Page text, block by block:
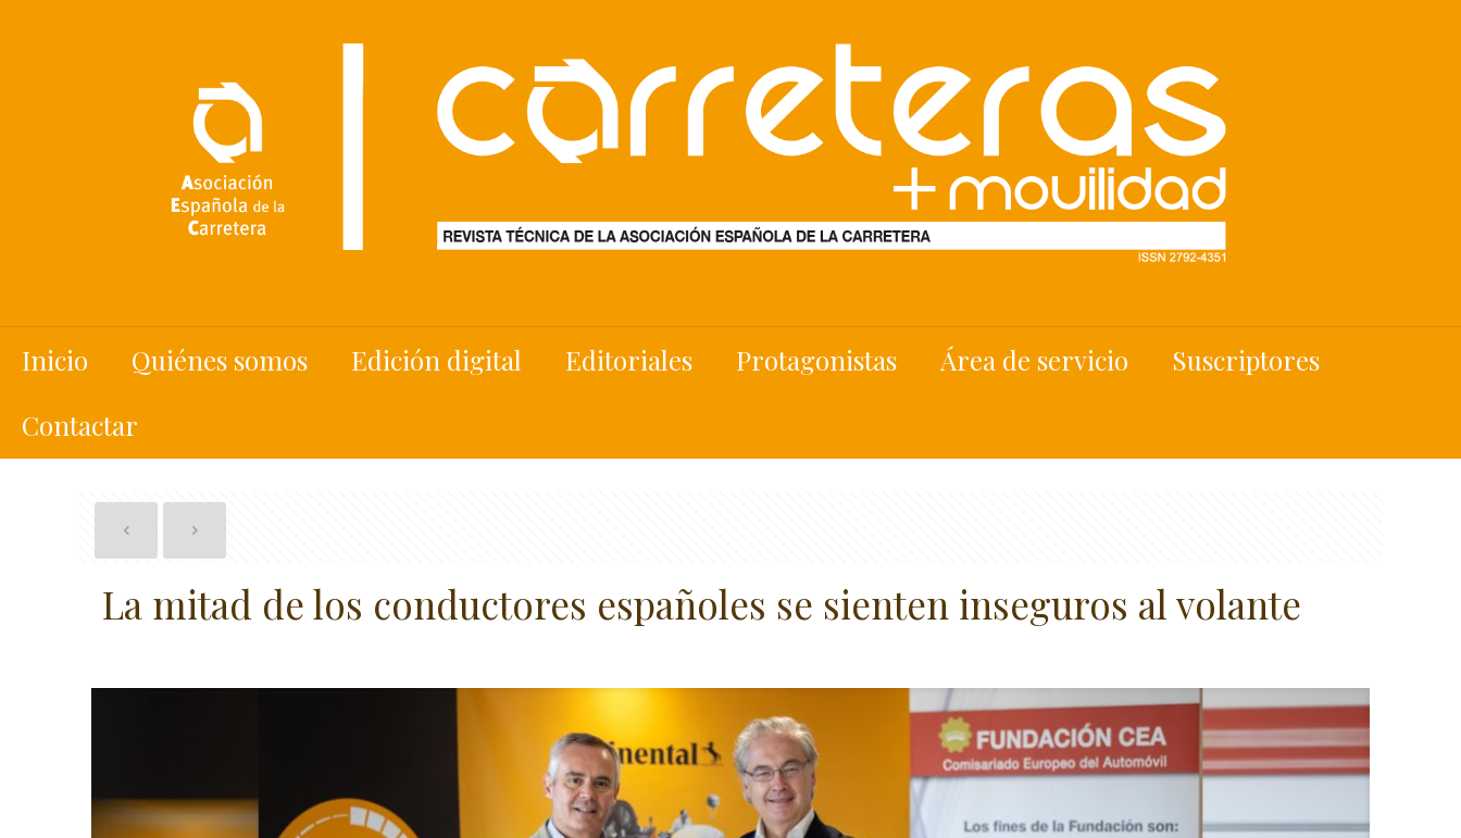
Inicio Quiénes somos Edición digital Editoriales Protagonistas Área de servicio
Suscriptores
Contactar
La mitad de los conductores españoles se sienten inseguros al volante